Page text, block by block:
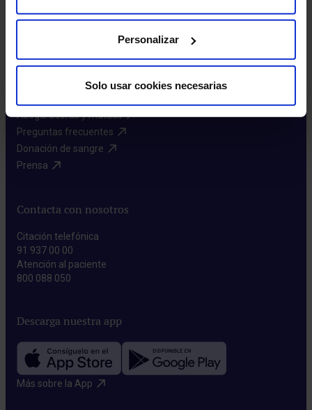
Personalizar
Solo usar cookies necesarias
Enlaces de interés
Aseguradoras y mutuas​
Preguntas frecuentes​
Donación de sangre​
Prensa​
Contacta con nosotros
Citación telefónica
91 937 00 00
Atención al paciente
800 088 050
Descarga nuestra app
Más sobre la App​